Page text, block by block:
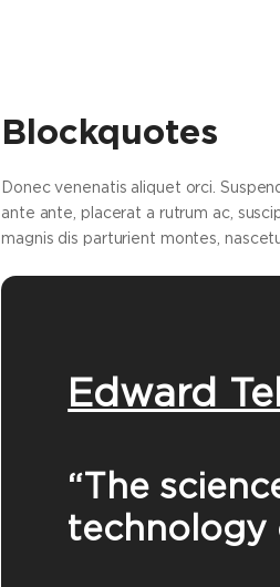
Blockquotes
Donec venenatis aliquet orci.
ante ante, placerat a rutrum ac,
magnis dis parturient montes,
Edward
“The
technology